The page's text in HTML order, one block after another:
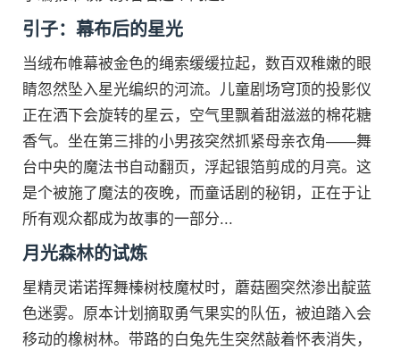
引子：幕布后的星光
当绒布帷幕被金色的绳索缓缓拉起，数百双稚嫩的眼
睛忽然坠入星光编织的河流。儿童剧场穹顶的投影仪
正在洒下会旋转的星云，空气里飘着甜滋滋的棉花糖
香气。坐在第三排的小男孩突然抓紧母亲衣角——舞
台中央的魔法书自动翻页，浮起银箔剪成的月亮。这
是个被施了魔法的夜晚，而童话剧的秘钥，正在于让
所有观众都成为故事的一部分...
月光森林的试炼
星精灵诺诺挥舞榛树枝魔杖时，蘑菇圈突然渗出靛蓝
色迷雾。原本计划摘取勇气果实的队伍，被迫踏入会
移动的橡树林。带路的白兔先生突然敲着怀表消失，